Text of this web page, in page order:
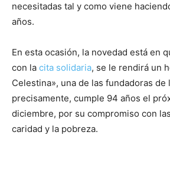
necesitadas tal y como viene
años.
En esta ocasión, la novedad está en
con la cita solidaria, se le rendirá un
Celestina», una de las fundadoras de
precisamente, cumple 94 años el
diciembre, por su compromiso con
caridad y la pobreza.